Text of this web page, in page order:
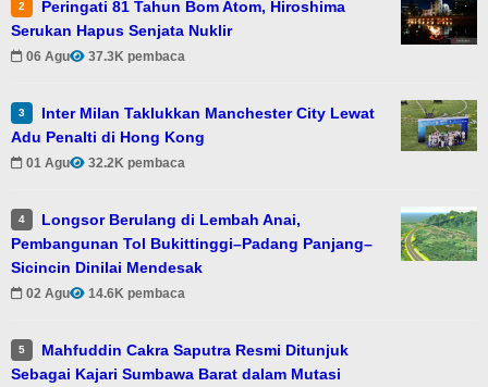
2
Peringati 81 Tahun Bom Atom, Hiroshima
Serukan Hapus Senjata Nuklir
06 Agu 37.3K pembaca
3
Inter Milan Taklukkan Manchester City Lewat
Adu Penalti di Hong Kong
01 Agu 32.2K pembaca
4
Longsor Berulang di Lembah Anai,
Pembangunan Tol Bukittinggi–Padang Panjang–
Sicincin Dinilai Mendesak
02 Agu 14.6K pembaca
5
Mahfuddin Cakra Saputra Resmi Ditunjuk
Sebagai Kajari Sumbawa Barat dalam Mutasi